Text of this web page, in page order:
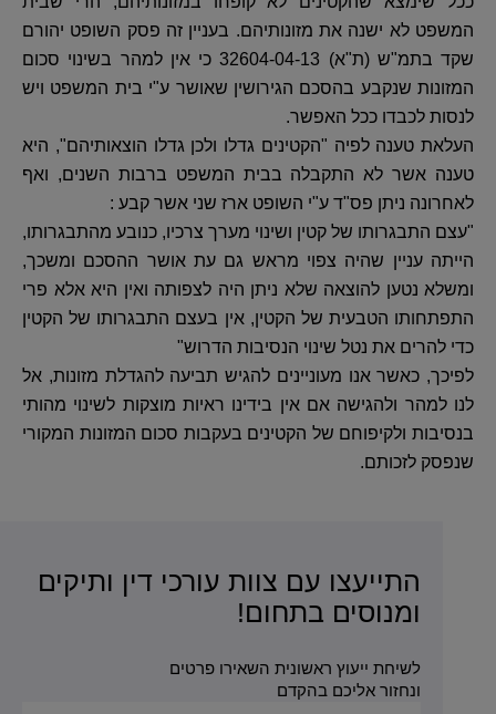
המשפט לא ישנה את מזונותיהם. בעניין זה פסק השופט יהורם
שקד בתמ"ש (ת"א) 32604-04-13 כי אין למהר בשינוי סכום
המזונות שנקבע בהסכם הגירושין שאושר ע"י בית המשפט ויש
לנסות לכבדו ככל האפשר.
העלאת טענה לפיה "הקטינים גדלו ולכן גדלו הוצאותיהם", היא
טענה אשר לא התקבלה בבית המשפט ברבות השנים, ואף
לאחרונה ניתן פס"ד ע"י השופט ארז שני אשר קבע :
"עצם התבגרותו של קטין ושינוי מערך צרכיו, כנובע מהתבגרותו,
הייתה עניין שהיה צפוי מראש גם עת אושר ההסכם ומשכך,
ומשלא נטען להוצאה שלא ניתן היה לצפותה ואין היא אלא פרי
התפתחותו הטבעית של הקטין, אין בעצם התבגרותו של הקטין
כדי להרים את נטל שינוי הנסיבות הדרוש"
לפיכך, כאשר אנו מעוניינים להגיש תביעה להגדלת מזונות, אל
לנו למהר ולהגישה אם אין בידינו ראיות מוצקות לשינוי מהותי
בנסיבות ולקיפוחם של הקטינים בעקבות סכום המזונות המקורי
שנפסק לזכותם.
התייעצו עם צוות עורכי דין ותיקים
ומנוסים בתחום!
לשיחת ייעוץ ראשונית השאירו פרטים
ונחזור אליכם בהקדם